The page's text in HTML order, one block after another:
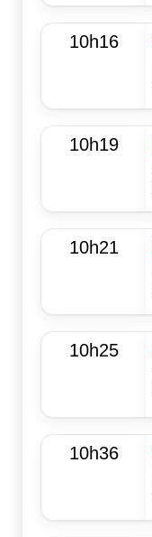
10h16
10h19
10h21
10h25
10h36